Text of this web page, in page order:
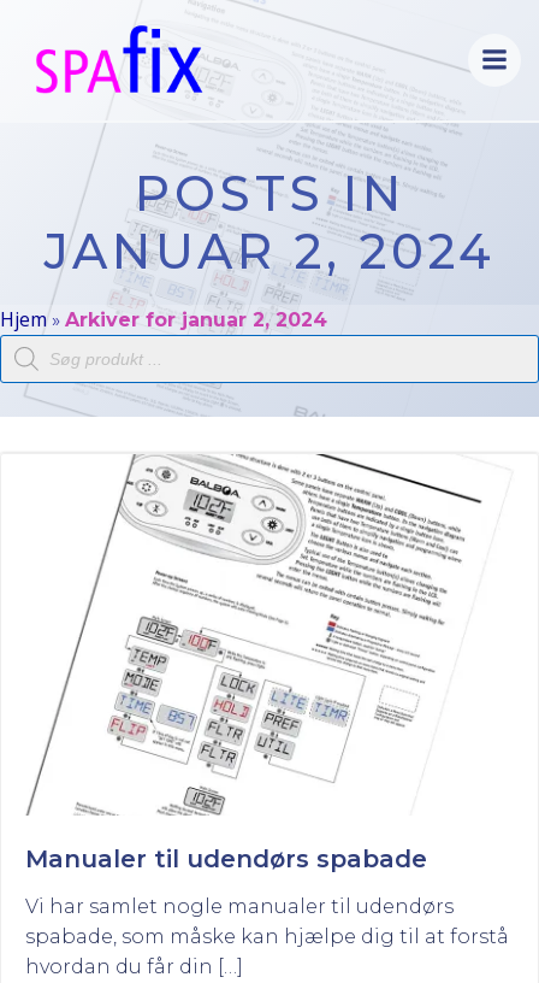
Videre
POSTS IN
JANUAR 2, 2024
Hjem » Arkiver for januar 2, 2024
Products
search
Manualer til udendørs spabade
Vi har samlet nogle manualer til udendørs
spabade, som måske kan hjælpe dig til at forstå
hvordan du får din […]